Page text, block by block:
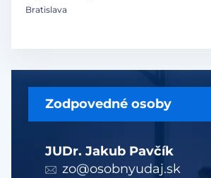
Zodpovedné osoby
JUDr. Jakub Pavčík
zo@osobnyudaj.sk
Bratislava